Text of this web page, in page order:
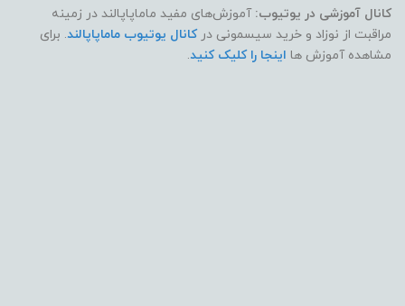
کانال آموزشی در یوتیوب: آموزش‌های مفید ماماپاپالند در زمینه
مراقبت از نوزاد و خرید سیسمونی درکانال یوتیوب ماماپاپالند. برای
مشاهده آموزش ها اینجا را کلیک کنید.